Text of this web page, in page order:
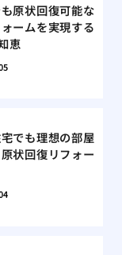
原状回復可能な
ームを実現する
恵
でも理想の部屋
状回復リフォー